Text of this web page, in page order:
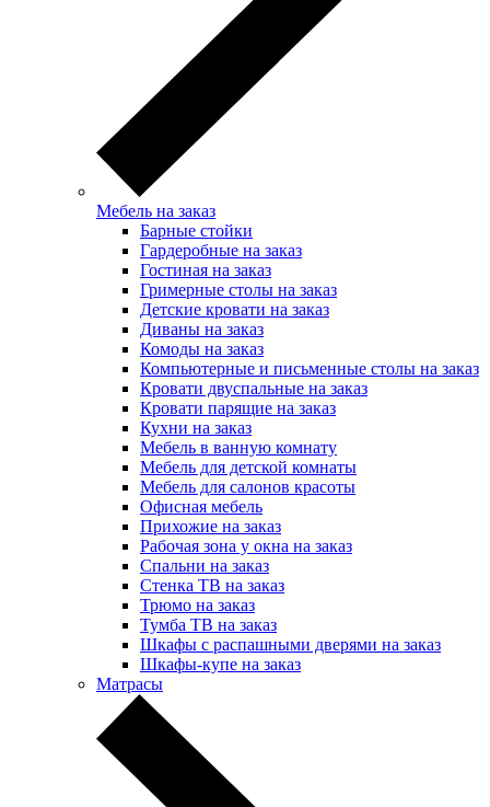
Мебель на заказ
Барные стойки
Гардеробные на заказ
Гостиная на заказ
Гримерные столы на заказ
Детские кровати на заказ
Диваны на заказ
Комоды на заказ
Компьютерные и письменные столы на заказ
Кровати двуспальные на заказ
Кровати парящие на заказ
Кухни на заказ
Мебель в ванную комнату
Мебель для детской комнаты
Мебель для салонов красоты
Офисная мебель
Прихожие на заказ
Рабочая зона у окна на заказ
Спальни на заказ
Стенка ТВ на заказ
Трюмо на заказ
Тумба ТВ на заказ
Шкафы с распашными дверями на заказ
Шкафы-купе на заказ
Матрасы